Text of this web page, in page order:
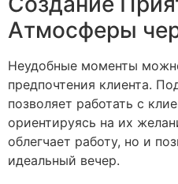
Атмосферы
Неудобные моменты
предпочтения клиента.
позволяет работать с
ориентируясь на их
облегчает работу, но и
идеальный вечер.